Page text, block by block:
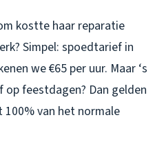
kostte haar reparatie
Simpel: spoedtarief in
we €65 per uur. Maar ‘s
feestdagen? Dan gelden
van het normale